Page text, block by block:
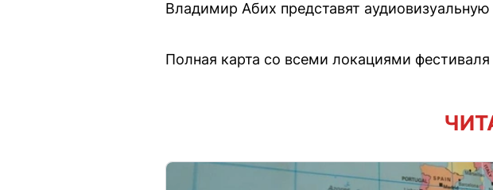
Владимир Абих представят
Полная карта со всеми локациями